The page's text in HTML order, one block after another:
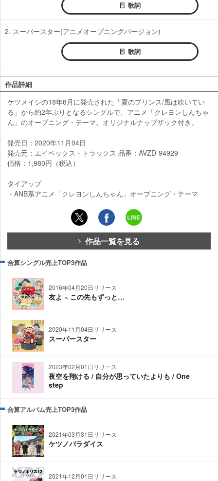
歌詞
2. スーパースター(アニメオープニングバージョン)
歌詞
作品詳細
ケツメイシの18年8月に発売された「夏のプリンス/風は吹いてい
る」から約2年ぶりとなるシングルで、アニメ「クレヨンしんちゃ
ん」のオープニング・テーマ。オリジナルナップザック付き。
発売日：2020年11月04日
発売元：エイベックス・トラックス 品番：AVZD-94929
価格：1,980円（税込）
タイアップ
・ANB系アニメ「クレヨンしんちゃん」オープニング・テーマ
作品一覧を見る
合算シングル売上TOP3作品
2016年04月20日リリース
友よ ~ この先もずっと…
2020年11月04日リリース
スーパースター
2023年02月01日リリース
夜空を翔ける / 自分が思っていたよりも / One
step
合算アルバム売上TOP3作品
2021年03月31日リリース
ケツノパラダイス
2021年12月01日リリース